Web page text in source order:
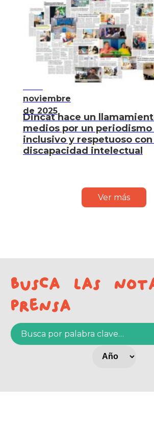
noviembre
de 2025
Dincat hace un
medios por un periodismo
inclusivo y respetuoso con
discapacidad intelectual
Ver más
Busca las
prensa